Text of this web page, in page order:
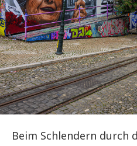
Beim Schlendern durch